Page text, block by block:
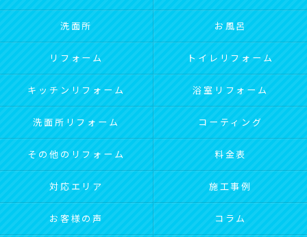
洗面所 お風呂
リフォーム トイレリフォーム
キッチンリフォーム 浴室リフォーム
洗面所リフォーム コーティング
その他のリフォーム 料金表
対応エリア 施工事例
お客様の声 コラム